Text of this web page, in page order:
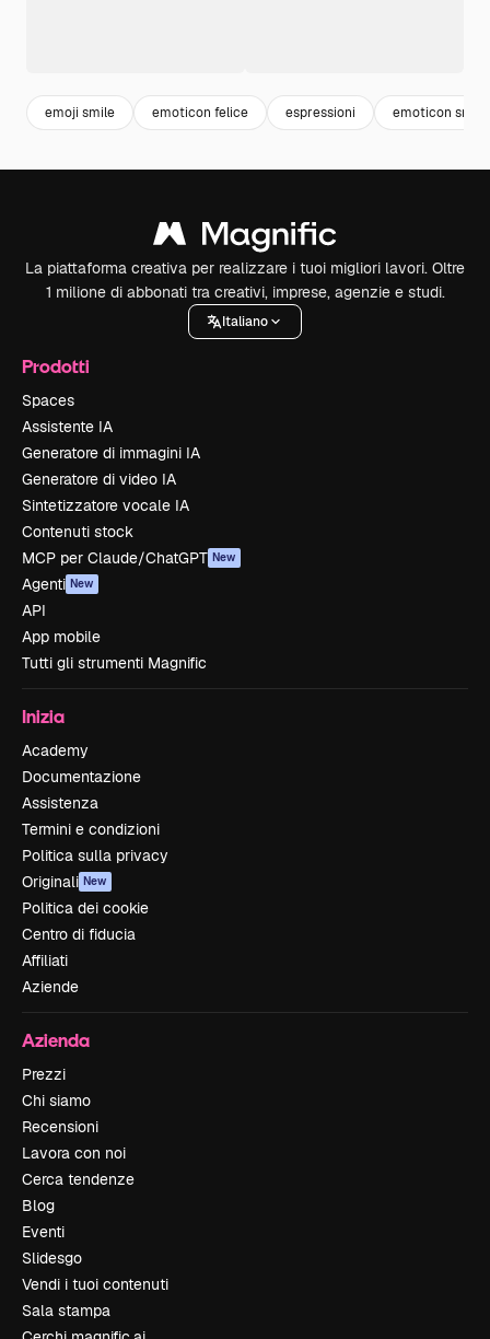
emoji smile emoticon felice espressioni emoticon smile
La piattaforma creativa per realizzare i tuoi migliori lavori. Oltre
1 milione di abbonati tra creativi, imprese, agenzie e studi.
Italiano
Prodotti
Spaces
Assistente IA
Generatore di immagini IA
Generatore di video IA
Sintetizzatore vocale IA
Contenuti stock
MCP per Claude/ChatGPT New
Agenti New
API
App mobile
Tutti gli strumenti Magnific
Inizia
Academy
Documentazione
Assistenza
Termini e condizioni
Politica sulla privacy
Originali New
Politica dei cookie
Centro di fiducia
Affiliati
Aziende
Azienda
Prezzi
Chi siamo
Recensioni
Lavora con noi
Cerca tendenze
Blog
Eventi
Slidesgo
Vendi i tuoi contenuti
Sala stampa